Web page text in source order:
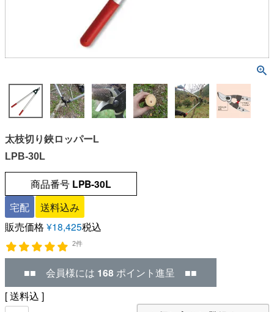
太枝切り鋏ロッパーL
LPB-30L
商品番号 LPB-30L
宅配
送料込み
販売価格 ¥18,425税込
2件
■■ 会員様には 168 ポイント進呈 ■■
送料込